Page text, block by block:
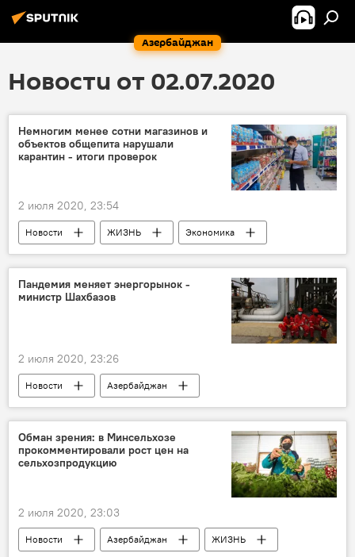
Азербайджан
Новости от 02.07.2020
Немногим менее сотни магазинов и
объектов общепита нарушали
карантин - итоги проверок
2 июля 2020, 23:54
Новости ЖИЗНЬ
Экономика
Агентство продовольственной безопасности АР
Проверки
Пандемия меняет энергорынок -
министр Шахбазов
2 июля 2020, 23:26
Новости
Азербайджан
Новости мира
Экономика
Парвиз Шахбазов
Министерство энергетики АР
Коронавирус
Обман зрения: в Минсельхозе
прокомментировали рост цен на
сельхозпродукцию
2 июля 2020, 23:03
Новости Азербайджан
ЖИЗНЬ